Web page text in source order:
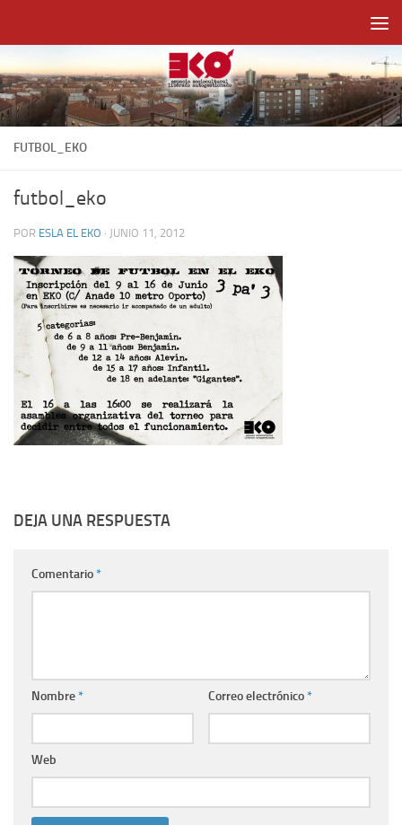
FUTBOL_EKO
futbol_eko
POR ESLA EL EKO · JUNIO 11, 2012
DEJA UNA RESPUESTA
Comentario*
Nombre* Correo electrónico*
Web